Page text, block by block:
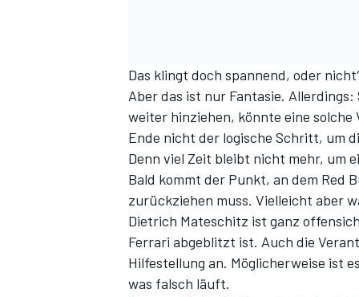
Das klingt doch spannend, oder
Aber das ist nur Fantasie.
weiter hinziehen, könnte eine
Ende nicht der logische Schritt, um
Denn viel Zeit bleibt nicht mehr, um
Bald kommt der Punkt, an dem Red
zurückziehen muss. Vielleicht aber
Dietrich Mateschitz ist ganz
Ferrari abgeblitzt ist. Auch die
Hilfestellung an. Möglicherweise ist
was falsch läuft.